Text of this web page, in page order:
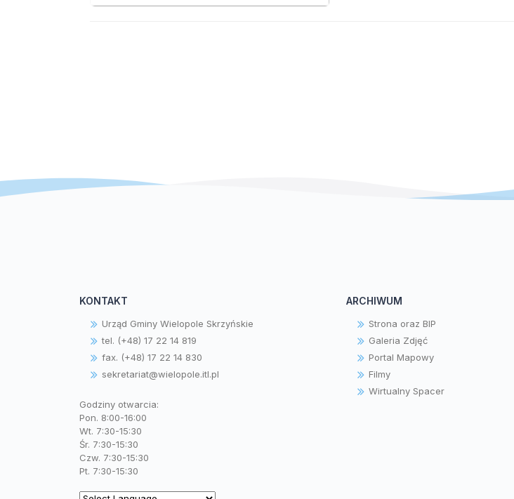
KONTAKT
Urząd Gminy Wielopole Skrzyńskie
tel. (+48) 17 22 14 819
fax. (+48) 17 22 14 830
sekretariat@wielopole.itl.pl
Godziny otwarcia:
Pon. 8:00-16:00
Wt. 7:30-15:30
Śr. 7:30-15:30
Czw. 7:30-15:30
Pt. 7:30-15:30
ARCHIWUM
Strona oraz BIP
Galeria Zdjęć
Portal Mapowy
Filmy
Wirtualny Spacer